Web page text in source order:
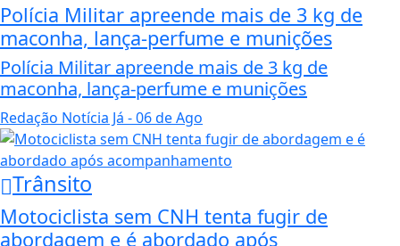
Polícia Militar apreende mais de 3 kg de
maconha, lança-perfume e munições
Polícia Militar apreende mais de 3 kg de
maconha, lança-perfume e munições
Redação Notícia Já - 06 de Ago
Trânsito
Motociclista sem CNH tenta fugir de
abordagem e é abordado após